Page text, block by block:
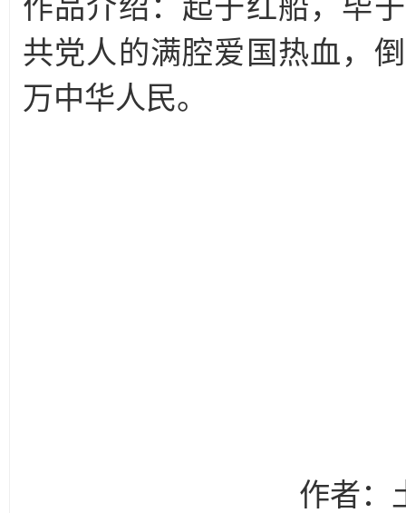
作品介绍：起于红船，毕
共党人的满腔爱国热血，
万中华人民。
作者：